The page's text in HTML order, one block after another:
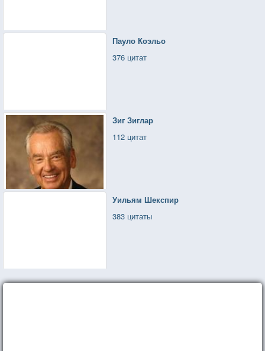
Пауло Коэльо
376 цитат
Зиг Зиглар
112 цитат
Уильям Шекспир
383 цитаты